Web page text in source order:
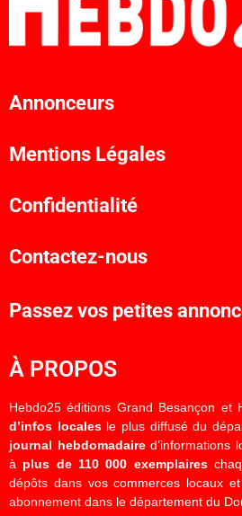
Annonceurs
Mentions Légales
Confidentialité
Contactez-nous
Passez vos petites
À PROPOS
Hebdo25 éditions Grand Besançon et
d’infos localesle plus diffusé du
journal hebdomadaired’informations
à plus de 110 000 exemplaires
dépôts dans vos commerces locaux
abonnement dans le département du